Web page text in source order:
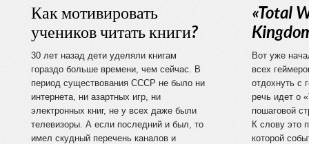
Как мотивировать
учеников читать книги?
30 лет назад дети уделяли книгам
гораздо больше времени, чем сейчас. В
период существования СССР не было ни
интернета, ни азартных игр, ни
электронных книг, не у всех даже были
телевизоры. А если последний и был, то
имел скудный перечень каналов и
«Total
Вот уже
всех
отдохнуть с
речь идет о
пошаговой
К слову это
которой